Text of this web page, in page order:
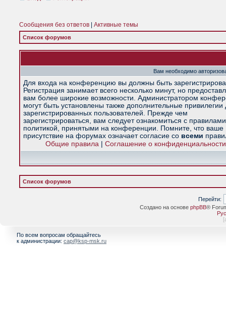
Сообщения без ответов Активные темы
Список форумов
Вам необходимо
Для входа на конференцию вы должны быть
Регистрация занимает всего несколько минут, но
вам более широкие возможности. Администратором
могут быть установлены также дополнительные привилегии
зарегистрированных пользователей. Прежде чем
зарегистрироваться, вам следует ознакомиться с
политикой, принятыми на конференции. Помните, что ваше
присутствие на форумах означает согласие со всеми
Общие правила| Соглашение о конфиденциальности
Список форумов
Перейти:
Создано на основе phpBB®
[
По всем вопросам обращайтесь
к администрации: cap@ksp-msk.ru